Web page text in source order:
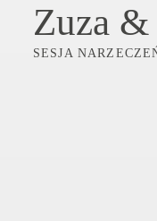
Zuza
SESJA